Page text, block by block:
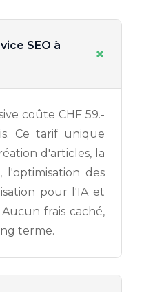
SEO à
+
coûte CHF 59.-
Ce tarif unique
d'articles, la
l'optimisation des
pour l'IA et
frais caché,
terme.